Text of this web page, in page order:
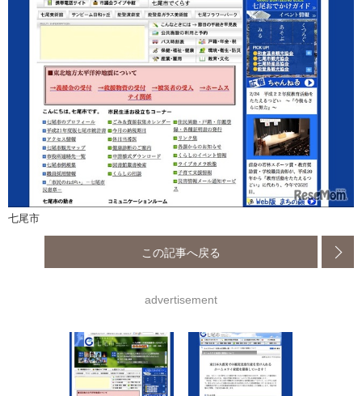
七尾市
この記事へ戻る
advertisement